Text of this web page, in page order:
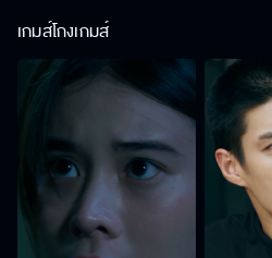
เกมส์โกงเกมส์